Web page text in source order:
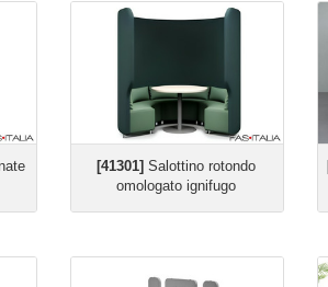
[41301] Salottino rotondo
omologato ignifugo